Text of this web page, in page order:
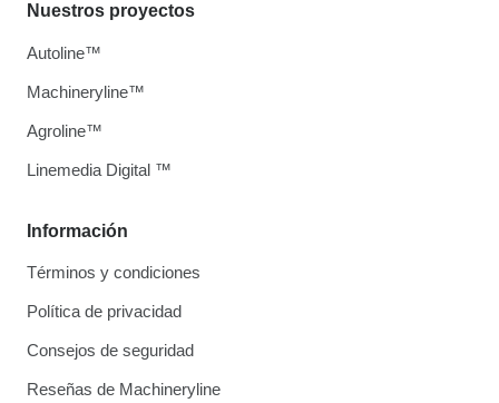
Información
Términos y condiciones
Política de privacidad
Consejos de seguridad
Reseñas de Machineryline
Nuestros proyectos
Autoline™
Machineryline™
Agroline™
Linemedia Digital ™